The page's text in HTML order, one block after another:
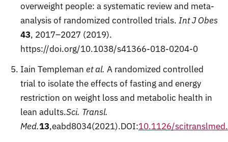
overweight people: a systematic review and meta-
analysis of randomized controlled trials. Int J Obes
43, 2017–2027 (2019).
https://doi.org/10.1038/s41366-018-0204-0
Iain Templeman et al. A randomized controlled
trial to isolate the effects of fasting and energy
restriction on weight loss and metabolic health in
lean adults.Sci. Transl.
Med.13,eabd8034(2021).DOI:10.1126/